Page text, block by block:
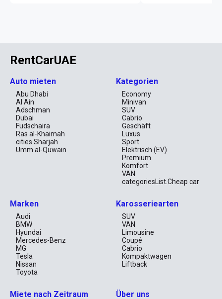
RentCarUAE
Auto mieten
Abu Dhabi
Al Ain
Adschman
Dubai
Fudschaira
Ras al-Khaimah
cities.Sharjah
Umm al-Quwain
Kategorien
Economy
Minivan
SUV
Cabrio
Geschäft
Luxus
Sport
Elektrisch (EV)
Premium
Komfort
VAN
categoriesList.Cheap car
Marken
Audi
BMW
Hyundai
Mercedes-Benz
MG
Tesla
Nissan
Toyota
Karosseriearten
SUV
VAN
Limousine
Coupé
Cabrio
Kompaktwagen
Liftback
Miete nach Zeitraum Über uns